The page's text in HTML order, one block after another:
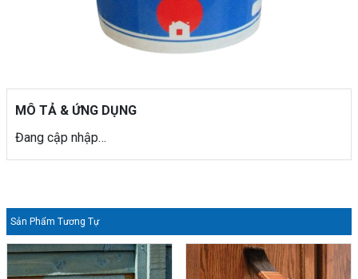
MÔ TẢ & ỨNG DỤNG
Đang cập nhập…
Sản Phẩm Tương Tự